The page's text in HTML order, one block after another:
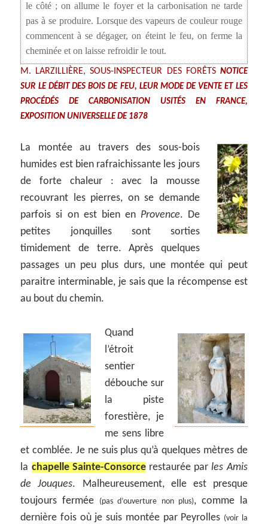
le côté ; on allume le foyer et la carbonisation ne tarde
pas à se produire. Lorsque des vapeurs de couleur rouge
commencent à se dégager, on éteint le feu, on ferme la
cheminée et on laisse refroidir le tout.
M. LARZILLIÈRE, SOUS-INSPECTEUR DES FORÊTS NOTICE
SUR LE DÉBIT DES BOIS DE FEU, LEUR MODE DE VENTE ET LES
PROCÉDÉS DE CARBONISATION USITÉS EN FRANCE,
EXPOSITION UNIVERSELLE DE 1878
La montée au travers des sous-bois
humides est bien rafraichissante les jours
de forte chaleur : avec la mousse
recouvrant les pierres, on se demande
parfois si on est bien en Provence. De
petites jonquilles sont sorties
timidement de terre. Après quelques
passages un peu plus durs, une montée qui peut
paraitre interminable, je sais que la récompense est
au bout du chemin.
Quand
l’étroit
sentier
débouche sur
la piste
forestière, je
me sens libre
et comblée. Je ne suis plus qu’à quelques mètres de
la chapelle Sainte-Consorcerestaurée parles Amis
de Jouques. Malheureusement, elle est presque
toujours fermée
(pas d’ouverture non plus), comme la
dernière fois où je suis montée par Peyrolles (voir la